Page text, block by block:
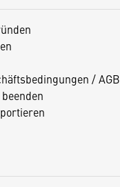
/ AGB